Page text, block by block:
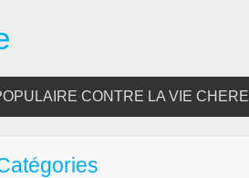
CONTRE LA VIE CHERE